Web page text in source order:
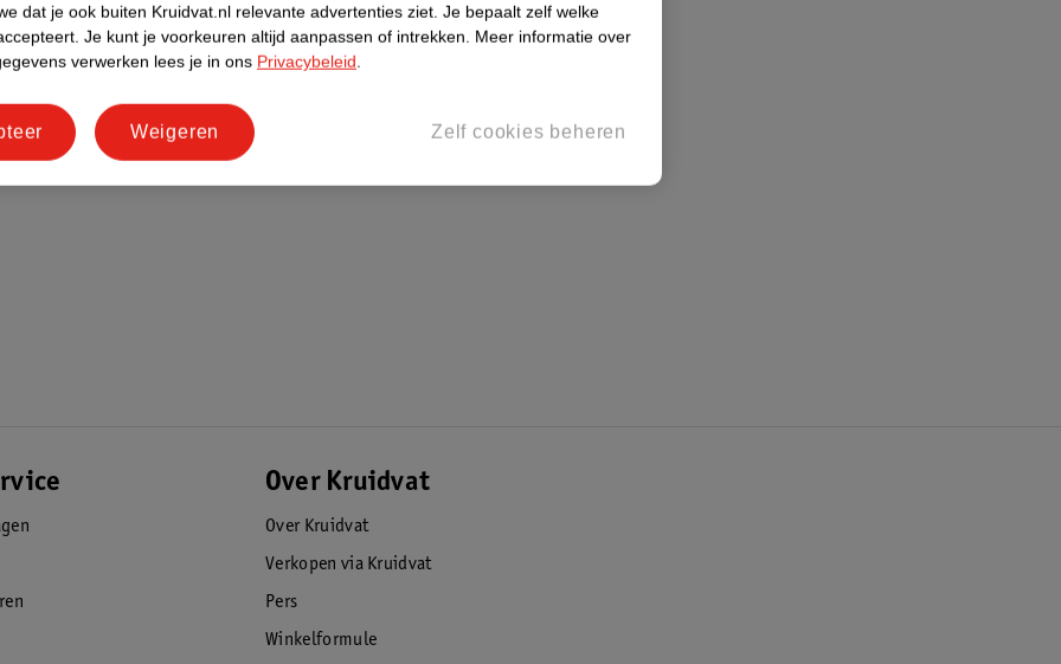
Over Kruidvat
Over Kruidvat
Verkopen via Kruidvat
Pers
Winkelformule
dat je ook buiten Kruidvat.nl relevante advertenties ziet. Je bepaalt zelf welke
Je kunt je voorkeuren altijd aanpassen of intrekken. Meer informatie over
verwerken lees je in ons Privacybeleid.
Zelf cookies beheren
Weigeren